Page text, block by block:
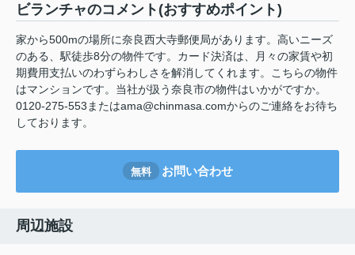
ビランチャのコメント(おすすめポイント)
家から500mの場所に奈良西大寺郵便局があります。高いニーズ
のある、駅徒歩8分の物件です。カード決済は、月々の家賃や初
期費用支払いのわずらわしさを解消してくれます。こちらの物件
はマンションです。当社が扱う奈良市の物件はいかがですか。
0120-275-553またはama@chinmasa.comからのご連絡をお待ち
しております。
無料 お問い合わせ
周辺施設